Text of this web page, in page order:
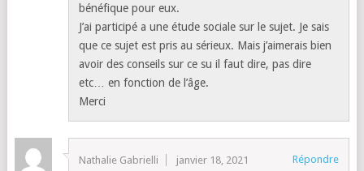
bénéfique pour eux.
J’ai participé a une étude sociale sur le sujet. Je sais
que ce sujet est pris au sérieux. Mais j’aimerais bien
avoir des conseils sur ce su il faut dire, pas dire
etc… en fonction de l’âge.
Merci
Nathalie Gabrielli janvier 18, 2021 Répondre